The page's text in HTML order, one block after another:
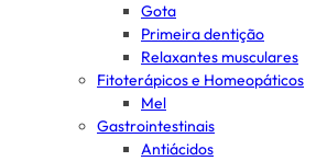
Gota
Primeira dentição
Relaxantes musculares
Fitoterápicos e Homeopáticos
Mel
Gastrointestinais
Antiácidos